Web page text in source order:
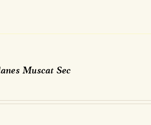
Muscat Sec